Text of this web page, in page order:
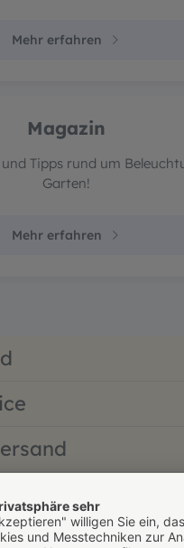
Mehr erfahren
Magazin
Tipps rund um
Garten!
Mehr erfahren
widerrufen